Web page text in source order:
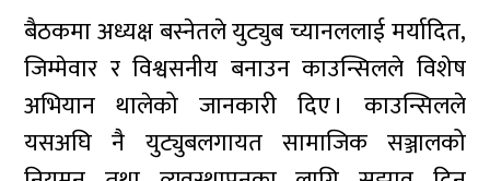
बैठकमा अध्यक्ष बस्नेतले युट्युब च्यानललाई मर्यादित,
जिम्मेवार र विश्वसनीय बनाउन काउन्सिलले विशेष
अभियान थालेको जानकारी दिए । काउन्सिलले
यसअघि नै युट्युबलगायत सामाजिक सञ्जालको